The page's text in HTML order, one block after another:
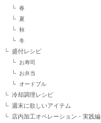
春
夏
秋
冬
盛付レシピ
お寿司
お弁当
オードブル
冷却調理レシピ
週末に欲しいアイテム
店内加工オペレーション・実践編